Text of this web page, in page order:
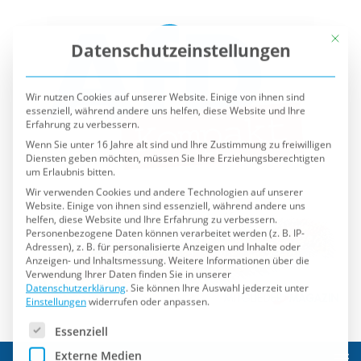
Datenschutzeinstellungen
essenziell, während andere uns helfen, diese Website und Ihre
Erfahrung zu verbessern.
Wenn Sie unter 16 Jahre alt sind und Ihre Zustimmung zu freiwilligen
Diensten geben möchten, müssen Sie Ihre Erziehungsberechtigten
um Erlaubnis bitten.
Wir verwenden Cookies und andere Technologien auf unserer
Website. Einige von ihnen sind essenziell, während andere uns
helfen, diese Website und Ihre Erfahrung zu verbessern.
Personenbezogene Daten können verarbeitet werden (z. B. IP-
Adressen), z. B. für personalisierte Anzeigen und Inhalte oder
Anzeigen- und Inhaltsmessung.Weitere Informationen über die
Verwendung Ihrer Daten finden Sie in unserer
Datenschutzerklärung. Sie können Ihre Auswahl jederzeit unter
Einstellungenwiderrufen oder anpassen.